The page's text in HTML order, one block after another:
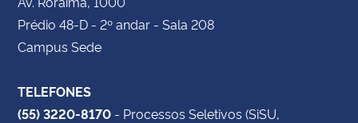
Prédio 48-D - 2º andar - Sala 208
Campus Sede
TELEFONES
(55) 3220-8170 - Processos Seletivos (SiSU,